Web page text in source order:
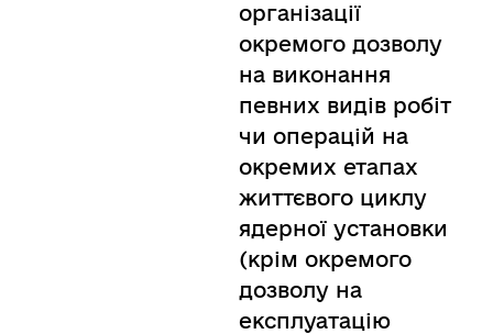
організації
окремого дозволу
на виконання
певних видів робіт
чи операцій на
окремих етапах
життєвого циклу
ядерної установки
(крім окремого
дозволу на
експлуатацію